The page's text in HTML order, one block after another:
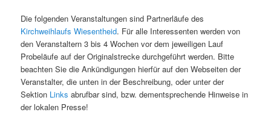
Die folgenden Veranstaltungen sind Partnerläufe des
Kirchweihlaufs Wiesentheid. Für alle Interessenten werden von
den Veranstaltern 3 bis 4 Wochen vor dem jeweiligen Lauf
Probeläufe auf der Originalstrecke durchgeführt werden. Bitte
beachten Sie die Ankündigungen hierfür auf den Webseiten der
Veranstalter, die unten in der Beschreibung, oder unter der
Sektion Links abrufbar sind, bzw. dementsprechende Hinweise in
der lokalen Presse!